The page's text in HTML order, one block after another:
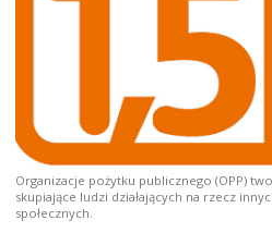
Organizacje pożytku publicznego (OPP)
skupiające ludzi działających na rzecz
społecznych.